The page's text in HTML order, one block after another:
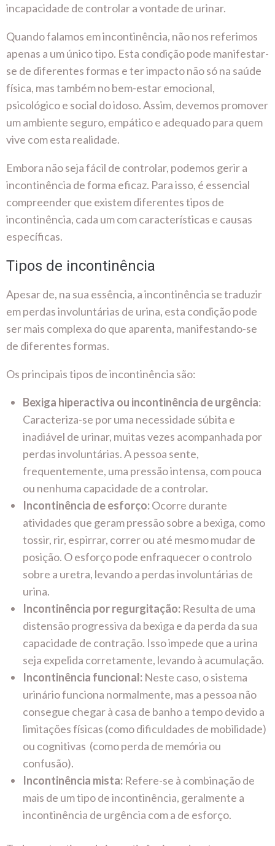
incapacidade de controlar a vontade de urinar.
Quando falamos em incontinência, não nos referimos
apenas a um único tipo. Esta condição pode manifestar-
se de diferentes formas e ter impacto não só na saúde
física, mas também no bem-estar emocional,
psicológico e social do idoso. Assim, devemos promover
um ambiente seguro, empático e adequado para quem
vive com esta realidade.
Embora não seja fácil de controlar, podemos gerir a
incontinência de forma eficaz. Para isso, é essencial
compreender que existem diferentes tipos de
incontinência, cada um com características e causas
específicas.
Tipos de incontinência
Apesar de, na sua essência, a incontinência se traduzir
em perdas involuntárias de urina, esta condição pode
ser mais complexa do que aparenta, manifestando-se
de diferentes formas.
Os principais tipos de incontinência são:
Bexiga hiperactiva ou incontinência de urgência:
Caracteriza-se por uma necessidade súbita e
inadiável de urinar, muitas vezes acompanhada por
perdas involuntárias. A pessoa sente,
frequentemente, uma pressão intensa, com pouca
ou nenhuma capacidade de a controlar.
Incontinência de esforço:Ocorre durante
atividades que geram pressão sobre a bexiga, como
tossir, rir, espirrar, correr ou até mesmo mudar de
posição. O esforço pode enfraquecer o controlo
sobre a uretra, levando a perdas involuntárias de
urina.
Incontinência por regurgitação: Resulta de uma
distensão progressiva da bexiga e da perda da sua
capacidade de contração. Isso impede que a urina
seja expelida corretamente, levando à acumulação.
Incontinência funcional: Neste caso, o sistema
urinário funciona normalmente, mas a pessoa não
consegue chegar à casa de banho a tempo devido a
limitações físicas (como dificuldades de mobilidade)
ou cognitivas (como perda de memória ou
confusão).
Incontinência mista: Refere-se à combinação de
mais de um tipo de incontinência, geralmente a
incontinência de urgência com a de esforço.